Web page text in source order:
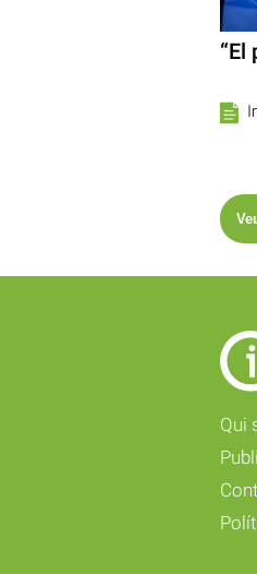
“El
Qui